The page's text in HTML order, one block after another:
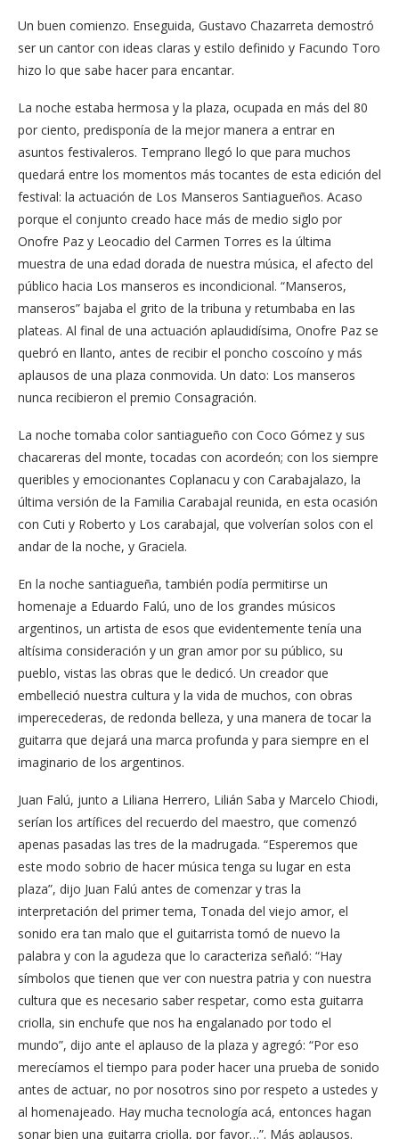
Un buen comienzo. Enseguida, Gustavo Chazarreta demostró
ser un cantor con ideas claras y estilo definido y Facundo Toro
hizo lo que sabe hacer para encantar.
La noche estaba hermosa y la plaza, ocupada en más del 80
por ciento, predisponía de la mejor manera a entrar en
asuntos festivaleros. Temprano llegó lo que para muchos
quedará entre los momentos más tocantes de esta edición del
festival: la actuación de Los Manseros Santiagueños. Acaso
porque el conjunto creado hace más de medio siglo por
Onofre Paz y Leocadio del Carmen Torres es la última
muestra de una edad dorada de nuestra música, el afecto del
público hacia Los manseros es incondicional. “Manseros,
manseros” bajaba el grito de la tribuna y retumbaba en las
plateas. Al final de una actuación aplaudidísima, Onofre Paz se
quebró en llanto, antes de recibir el poncho coscoíno y más
aplausos de una plaza conmovida. Un dato: Los manseros
nunca recibieron el premio Consagración.
La noche tomaba color santiagueño con Coco Gómez y sus
chacareras del monte, tocadas con acordeón; con los siempre
queribles y emocionantes Coplanacu y con Carabajalazo, la
última versión de la Familia Carabajal reunida, en esta ocasión
con Cuti y Roberto y Los carabajal, que volverían solos con el
andar de la noche, y Graciela.
En la noche santiagueña, también podía permitirse un
homenaje a Eduardo Falú, uno de los grandes músicos
argentinos, un artista de esos que evidentemente tenía una
altísima consideración y un gran amor por su público, su
pueblo, vistas las obras que le dedicó. Un creador que
embelleció nuestra cultura y la vida de muchos, con obras
imperecederas, de redonda belleza, y una manera de tocar la
guitarra que dejará una marca profunda y para siempre en el
imaginario de los argentinos.
Juan Falú, junto a Liliana Herrero, Lilián Saba y Marcelo Chiodi,
serían los artífices del recuerdo del maestro, que comenzó
apenas pasadas las tres de la madrugada. “Esperemos que
este modo sobrio de hacer música tenga su lugar en esta
plaza”, dijo Juan Falú antes de comenzar y tras la
interpretación del primer tema, Tonada del viejo amor, el
sonido era tan malo que el guitarrista tomó de nuevo la
palabra y con la agudeza que lo caracteriza señaló: “Hay
símbolos que tienen que ver con nuestra patria y con nuestra
cultura que es necesario saber respetar, como esta guitarra
criolla, sin enchufe que nos ha engalanado por todo el
mundo”, dijo ante el aplauso de la plaza y agregó: “Por eso
merecíamos el tiempo para poder hacer una prueba de sonido
antes de actuar, no por nosotros sino por respeto a ustedes y
al homenajeado. Hay mucha tecnología acá, entonces hagan
sonar bien una guitarra criolla, por favor…”. Más aplausos.